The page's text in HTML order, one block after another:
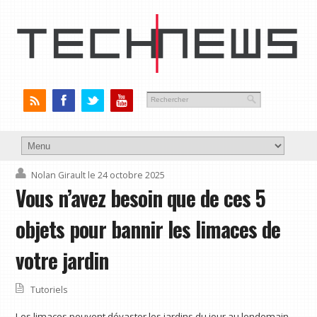
Nolan Girault le 24 octobre 2025
Vous n’avez besoin que de ces 5
objets pour bannir les limaces de
votre jardin
Tutoriels